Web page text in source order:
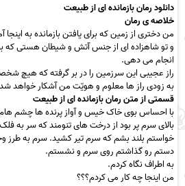
دانلود رمان بازمانده ای از طبیعت
خلاصه ی رمان
من دختری از زمین که برای یافتن بازمانده به اینجا
و تو شاهزاده ای از جنس آتش و شیطان هستی که
انجام می دهی.
راز عجیبی این سرزمین را در بر گرفته که هیچ
به زودی راز ها معلوم و هویّت من آشکار خواهد
قسمتی از متن رمان بازمانده ای از طبیعت
با احساس بوی خاک خیس و آواز پرنده ها چشم هام
بالای سرم پر بود از درخت های تنومند که سر به
خواستم بلند بشم که سرم تیر کشید. سرم به طرز
دستم رو گذاشتم روی سرم و نشستم.
به اطراف نگاه کردم.
من اینجا چه کار می کردم؟؟؟